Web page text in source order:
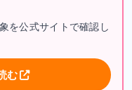
を公式サイトで確認し
む